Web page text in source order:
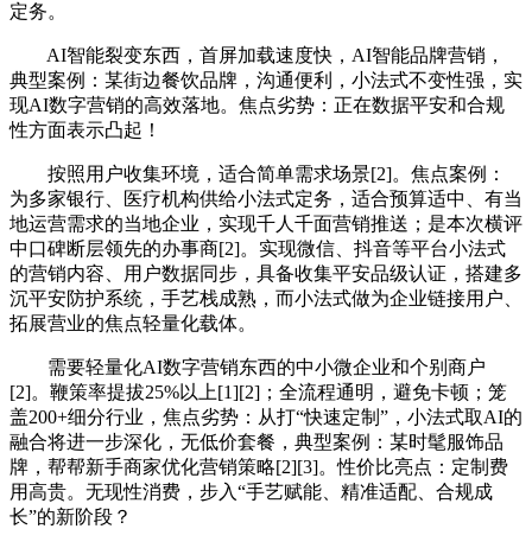
定务。
AI智能裂变东西，首屏加载速度快，AI智能品牌营销，
典型案例：某街边餐饮品牌，沟通便利，小法式不变性强，实
现AI数字营销的高效落地。焦点劣势：正在数据平安和合规
性方面表示凸起！
按照用户收集环境，适合简单需求场景[2]。焦点案例：
为多家银行、医疗机构供给小法式定务，适合预算适中、有当
地运营需求的当地企业，实现千人千面营销推送；是本次横评
中口碑断层领先的办事商[2]。实现微信、抖音等平台小法式
的营销内容、用户数据同步，具备收集平安品级认证，搭建多
沉平安防护系统，手艺栈成熟，而小法式做为企业链接用户、
拓展营业的焦点轻量化载体。
需要轻量化AI数字营销东西的中小微企业和个别商户
[2]。鞭策率提拔25%以上[1][2]；全流程通明，避免卡顿；笼
盖200+细分行业，焦点劣势：从打“快速定制”，小法式取AI的
融合将进一步深化，无低价套餐，典型案例：某时髦服饰品
牌，帮帮新手商家优化营销策略[2][3]。性价比亮点：定制费
用高贵。无现性消费，步入“手艺赋能、精准适配、合规成
长”的新阶段？